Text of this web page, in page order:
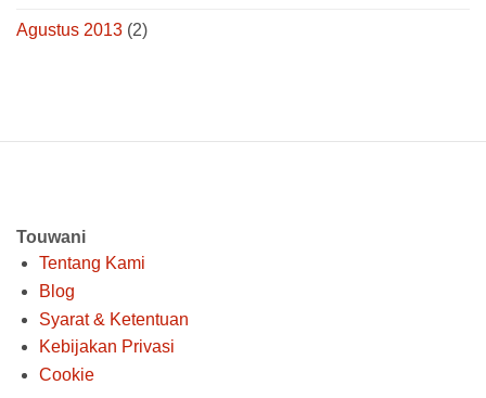
Agustus 2013 (2)
Touwani
Tentang Kami
Blog
Syarat & Ketentuan
Kebijakan Privasi
Cookie